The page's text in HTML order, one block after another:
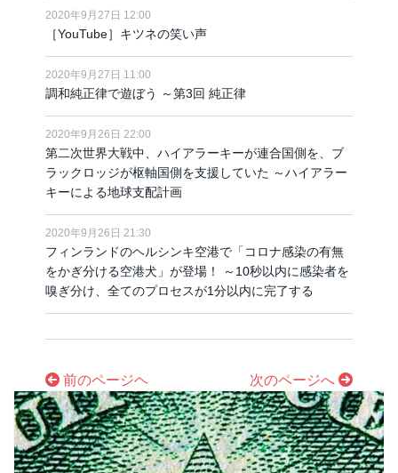
2020年9月27日 12:00
［YouTube］キツネの笑い声
2020年9月27日 11:00
調和純正律で遊ぼう ～第3回 純正律
2020年9月26日 22:00
第二次世界大戦中、ハイアラーキーが連合国側を、ブ
ラックロッジが枢軸国側を支援していた ～ハイアラー
キーによる地球支配計画
2020年9月26日 21:30
フィンランドのヘルシンキ空港で「コロナ感染の有無
をかぎ分ける空港犬」が登場！ ～10秒以内に感染者を
嗅ぎ分け、全てのプロセスが1分以内に完了する
前のページヘ 次のページへ